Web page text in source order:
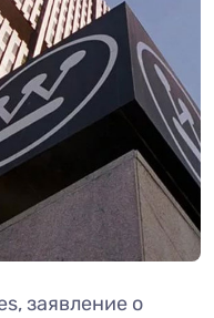
заявление о